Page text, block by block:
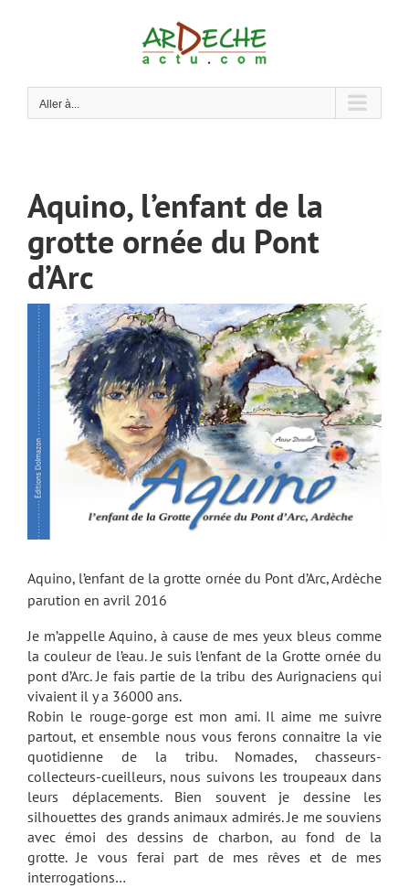
Aller à...
Aquino, l’enfant de la
grotte ornée du Pont
d’Arc
Voir
l'image
agrandie
Aquino, l’enfant de la grotte ornée du Pont d’Arc, Ardèche
parution en avril 2016
Je m’appelle Aquino, à cause de mes yeux bleus comme
la couleur de l’eau. Je suis l’enfant de la Grotte ornée du
pont d’Arc. Je fais partie de la tribu des Aurignaciens qui
vivaient il y a 36000 ans.
Robin le rouge-gorge est mon ami. Il aime me suivre
partout, et ensemble nous vous ferons connaitre la vie
quotidienne de la tribu. Nomades, chasseurs-
collecteurs-cueilleurs, nous suivons les troupeaux dans
leurs déplacements. Bien souvent je dessine les
silhouettes des grands animaux admirés. Je me souviens
avec émoi des dessins de charbon, au fond de la
grotte. Je vous ferai part de mes rêves et de mes
interrogations…